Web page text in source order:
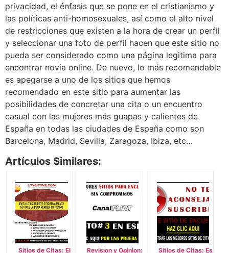
privacidad, el énfasis que se pone en el cristianismo y
las políticas anti-homosexuales, así como el alto nivel
de restricciones que existen a la hora de crear un perfil
y seleccionar una foto de perfil hacen que este sitio no
pueda ser considerado como una página legitima para
encontrar novia online. De nuevo, lo más recomendable
es apegarse a uno de los sitios que hemos
recomendado en este sitio para aumentar las
posibilidades de concretar una cita o un encuentro
casual con las mujeres más guapas y calientes de
España en todas las ciudades de España como son
Barcelona, Madrid, Sevilla, Zaragoza, Ibiza, etc…
Artículos Similares:
Sitios de Citas: El Revision y Opinion: Sitios de Citas: Es